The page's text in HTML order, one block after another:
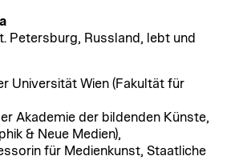
Petersburg, Russland, lebt und
Universität Wien (Fakultät für
Akademie der bildenden Künste,
& Neue Medien),
für Medienkunst, Staatliche